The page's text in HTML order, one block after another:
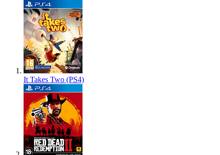
It Takes Two (PS4)